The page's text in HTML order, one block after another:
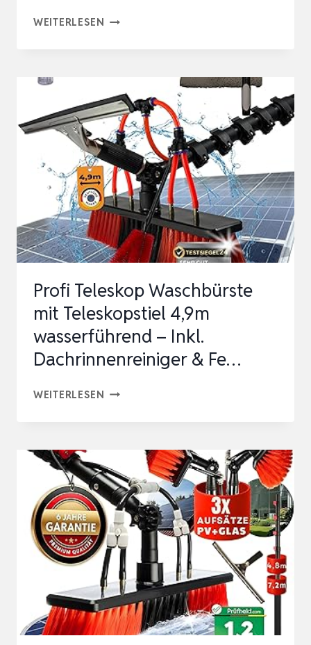
WEITERLESEN VONROC
TELESKOPSTIEL
6,5M
–
AUSZIEHBAR
TELESKOPSTANGEN
REINIGUNG
FÜR
F…
Profi Teleskop Waschbürste
mit Teleskopstiel 4,9m
wasserführend – Inkl.
Dachrinnenreiniger & Fe…
WEITERLESEN PROFI
TELESKOPSTIEL
4,9M
WASSERFÜHREND
–
INKL.
DACHRINNENREINIGER
&
FE…